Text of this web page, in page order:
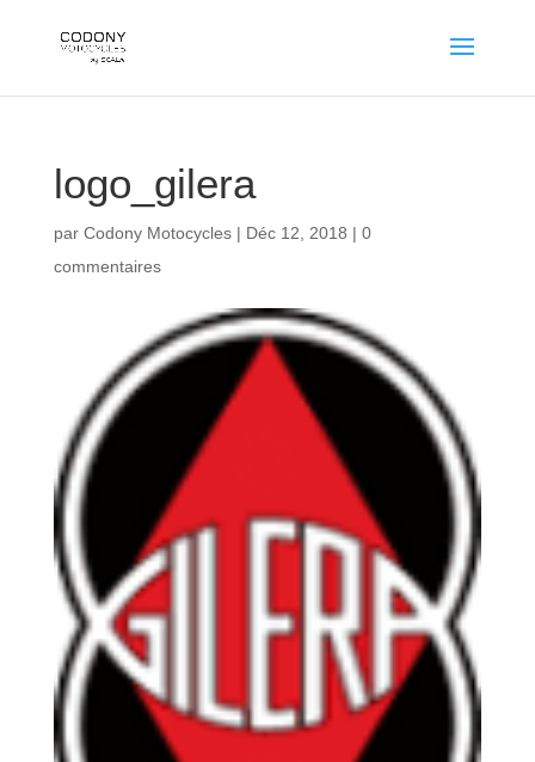
logo_gilera
par Codony Motocycles| Déc 12, 2018 | 0
commentaires